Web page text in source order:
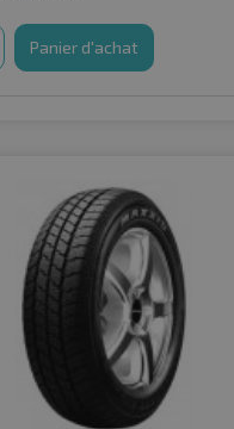
Panier d'achat